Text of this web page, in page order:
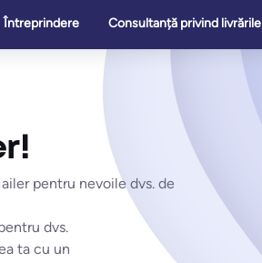
Întreprindere Consultanță privind livrările
pentru nevoile dvs. de
dvs.
ta cu un